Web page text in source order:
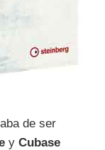
de ser
y Cubase